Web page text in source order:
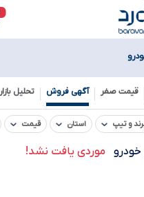
قیمت صفر آگهی فروش تحلیل بازار
و تیپ استان قیمت
موردی یافت نشد!